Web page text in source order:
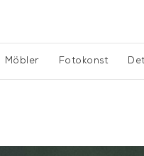
Möbler Fotokonst